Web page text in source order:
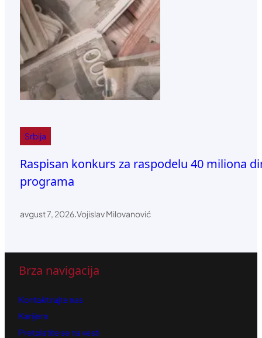
Srbija
Raspisan konkurs za raspodelu 40 miliona
programa
avgust 7, 2026.Vojislav Milovanović
Brza navigacija
Kontaktirajte nas
Karijera
Pretplatite se na vesti